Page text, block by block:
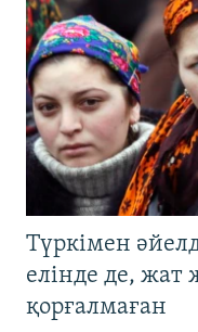
Түркімен
елінде де, жат
қорғалмаған